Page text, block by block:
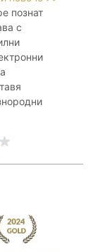
познат
с